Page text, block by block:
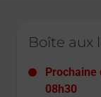
Boîte aux
08h30